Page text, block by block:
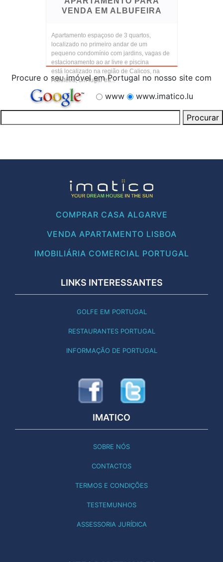
VENDA EM ALBUFEIRA
Apartamento espaçoso de 3 quartos,
localizado no primeiro andar de um
pequeno condomínio com jardins, vagas de
estacionamento ao ar livre e piscina
está localizado na região de Calicos, na
Albufeira, um lugar tra...
Procure o seu imóvel em Portugal no nosso site com
www
www.imatico.lu
COMPRAR CASA ALGARVE
VENDA APARTAMENTO LISBOA
IMOBILIÁRIA COMERCIAL PORTUGAL
LINKS INTERESSANTES
GOLFE EM PORTUGAL
RESTAURANTES PORTUGAL
INFORMAÇÃO DE PORTUGAL
IMATICO
SOBRE NÓS
CONTACTOS
TERMOS E CONDIÇÕES
TESTEMUNHOS
ASSESSORIA JURÍDICA